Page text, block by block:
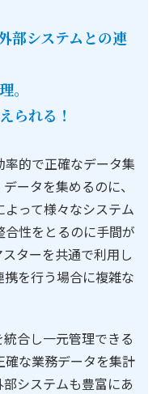
部システムとの連
。
られる！
的で正確なデータ集
ータを集めるのに、
って様々なシステム
性をとるのに手間が
ターを共通で利用し
を行う場合に複雑な
合し一元管理できる
確な業務データを集計
システムも豊富にあ